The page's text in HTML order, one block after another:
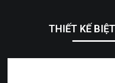
THIẾT KẾ